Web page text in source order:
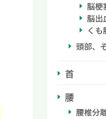
脳梗
脳出
く
頭部、
首
腰
腰椎分